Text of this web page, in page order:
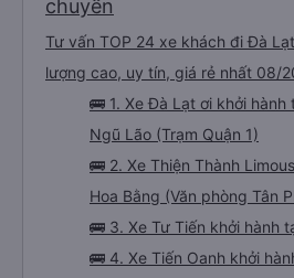
tuyệt vời.
chuyến
Tư vấn TOP 24 xe khách đi Đà
lượng cao, uy tín, giá rẻ nhất 08/
🚌 1. Xe Đà Lạt ơi khởi hành
Ngũ Lão (Trạm Quận 1)
🚌 2. Xe Thiện Thành
Hoa Bằng (Văn phòng Tân
🚌 3. Xe Tư Tiến khởi hành
🚌 4. Xe Tiến Oanh khởi